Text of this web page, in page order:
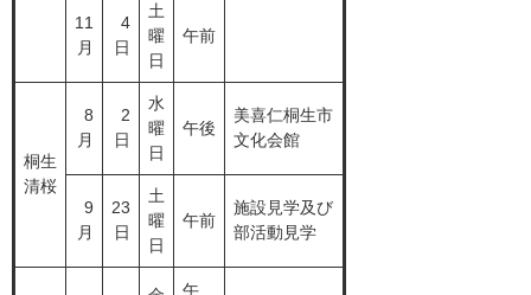
11
月
4
日
土
曜
日
午前
桐生
清桜
8
月
2
日
水
曜
日
午後
美喜仁桐生市
文化会館
9
月
23
日
土
曜
日
午前
施設見学及び
部活動見学
午